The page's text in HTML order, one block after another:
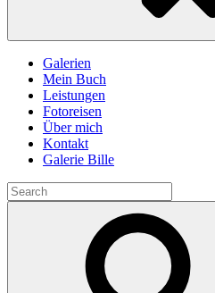
Galerien
Mein Buch
Leistungen
Fotoreisen
Über mich
Kontakt
Galerie Bille
Search
for: